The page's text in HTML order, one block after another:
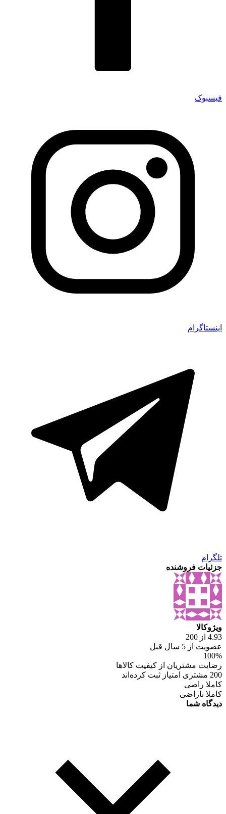
فیسبوک
اینستاگرام
تلگرام
جزئیات فروشنده
ویژوکالا
4.93 از 200
عضویت از 5 سال قبل
100%
رضایت مشتریان از کیفیت کالاها
200 مشتری امتیاز ثبت کرده‌اند
کاملا راضی
کاملا ناراضی
دیدگاه شما